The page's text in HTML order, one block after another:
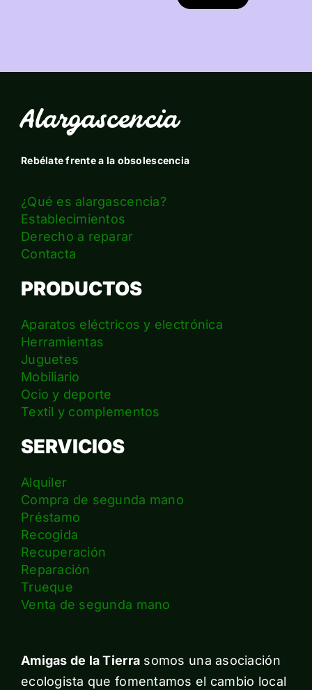
Alargascencia
Rebélate frente a la obsolescencia
¿Qué es alargascencia?
Establecimientos
Derecho a reparar
Contacta
PRODUCTOS
Aparatos eléctricos y electrónica
Herramientas
Juguetes
Mobiliario
Ocio y deporte
Textil y complementos
SERVICIOS
Alquiler
Compra de segunda mano
Préstamo
Recogida
Recuperación
Reparación
Trueque
Venta de segunda mano
Amigas de la Tierra somos una asociación
ecologista que fomentamos el cambio local